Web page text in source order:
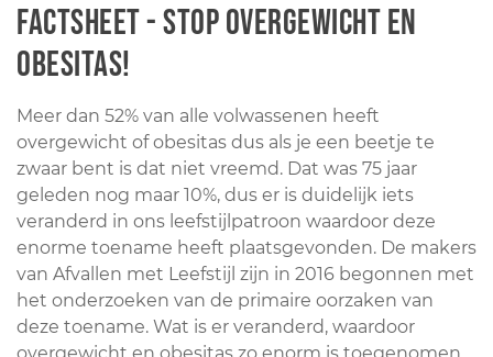
Factsheet - Stop overgewicht en
obesitas!
Meer dan 52% van alle volwassenen heeft
overgewicht of obesitas dus als je een beetje te
zwaar bent is dat niet vreemd. Dat was 75 jaar
geleden nog maar 10%, dus er is duidelijk iets
veranderd in ons leefstijlpatroon waardoor deze
enorme toename heeft plaatsgevonden. De makers
van Afvallen met Leefstijl zijn in 2016 begonnen met
het onderzoeken van de primaire oorzaken van
deze toename. Wat is er veranderd, waardoor
overgewicht en obesitas zo enorm is toegenomen